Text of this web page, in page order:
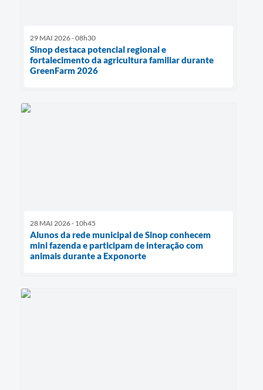
29 MAI 2026 - 08h30
Sinop destaca potencial regional e
fortalecimento da agricultura familiar durante
GreenFarm 2026
28 MAI 2026 - 10h45
Alunos da rede municipal de Sinop conhecem
mini fazenda e participam de interação com
animais durante a Exponorte